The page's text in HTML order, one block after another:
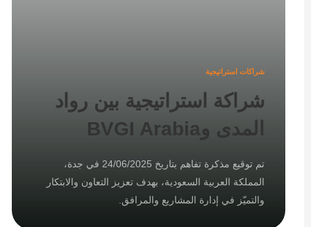
شراكات استراتيجية
شراكة استراتيجية بين رواد
المدى وBVGI Arabia
تم توقيع مذكرة تفاهم بتاريخ 24/06/2025 في جدة،
المملكة العربية السعودية، بهدف تعزيز التعاون والابتكار
والتميّز في إدارة المشاريع والمرافق.